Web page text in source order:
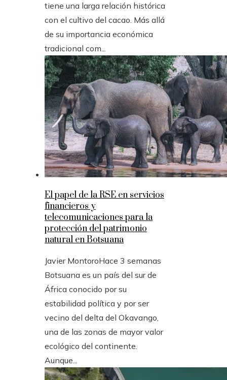
tiene una larga relación histórica
con el cultivo del cacao. Más allá
de su importancia económica
tradicional com...
El papel de la RSE en servicios
financieros y
telecomunicaciones para la
protección del patrimonio
natural en Botsuana
Javier MontoroHace 3 semanas
Botsuana es un país del sur de
África conocido por su
estabilidad política y por ser
vecino del delta del Okavango,
una de las zonas de mayor valor
ecológico del continente.
Aunque...